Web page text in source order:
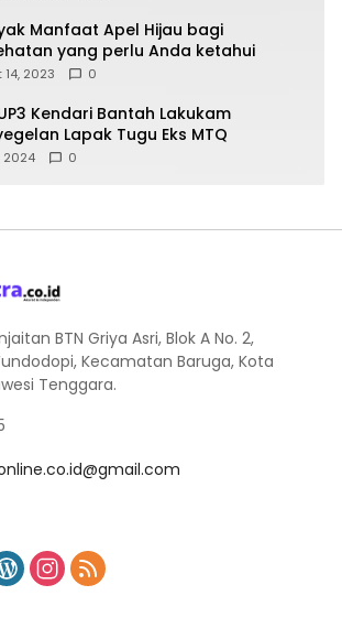
Manfaat Apel Hijau bagi
yang perlu Anda ketahui
14, 2023 0
UP3 Kendari Bantah Lakukam
Lapak Tugu Eks MTQ
2024 0
BTN Griya Asri, Blok A No. 2,
Kecamatan Baruga, Kota
Tenggara.